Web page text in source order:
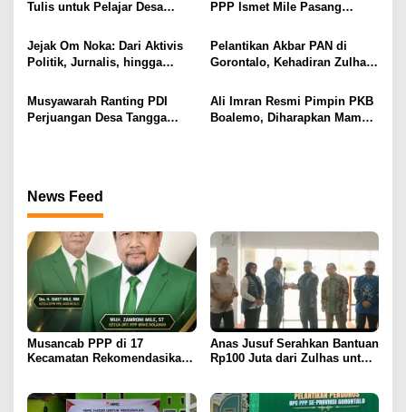
o
s
Tulis untuk Pelajar Desa
Pendidikan Investasi Masa
Depan
PPP Ismet Mile Pasang
Jejak Om Noka: Dari Aktivis
Politik, Jurnalis, hingga
Pelantikan Akbar PAN di
Gorontalo, Kehadiran Zulhas
Perhatian Publik
Musyawarah Ranting PDI
Perjuangan Desa Tangga
Ali Imran Resmi Pimpin PKB
Boalemo, Diharapkan Mampu
News Feed
Musancab PPP di 17
Kecamatan Rekomendasikan
Anas Jusuf Serahkan Bantuan
Rp100 Juta dari Zulhas untuk